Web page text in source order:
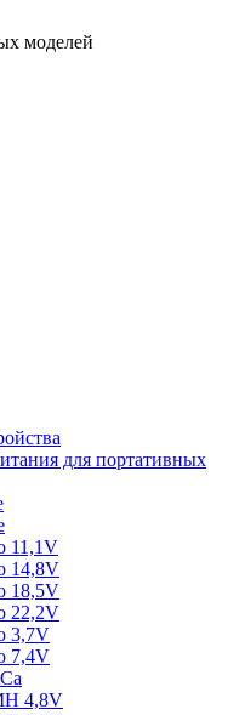
моделей
для портативных
11,1V
14,8V
18,5V
22,2V
3,7V
7,4V
4,8V